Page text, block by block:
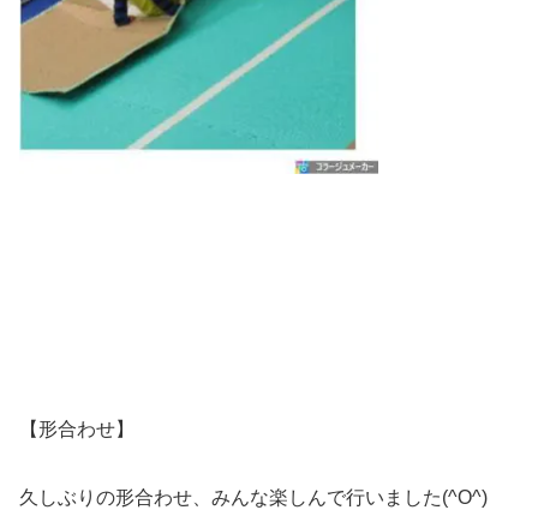
【形合わせ】
久しぶりの形合わせ、みんな楽しんで行いました(^O^)